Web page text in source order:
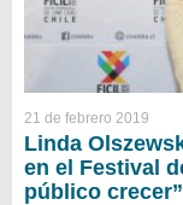
21 de febrero 2019
Linda
en el Festival
público crecer”